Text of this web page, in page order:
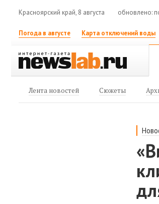
Красноярский край, 8 августа обновлено:
Погода в августе Карта отключений воды
Лента новостей Сюжеты